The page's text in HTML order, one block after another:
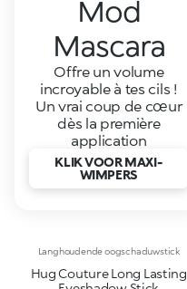
Mod
Mascara
Offre un volume
incroyable à tes cils !
Un vrai coup de cœur
dès la première
application
KLIK VOOR MAXI-
WIMPERS
Langhoudende oogschaduwstick
Hug Couture Long Lasting